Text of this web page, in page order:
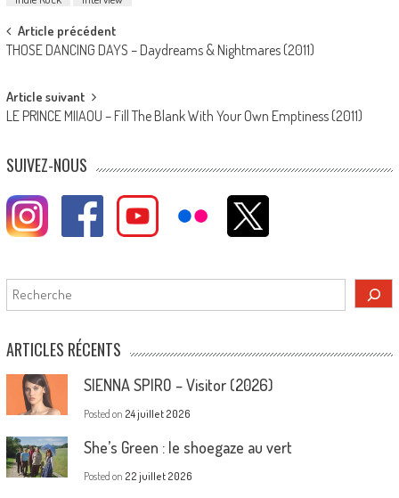
Post
navigation
Article précédent
THOSE DANCING DAYS – Daydreams & Nightmares (2011)
Article suivant
LE PRINCE MIIAOU – Fill The Blank With Your Own Emptiness (2011)
SUIVEZ-NOUS
Rechercher
ARTICLES RÉCENTS
SIENNA SPIRO – Visitor (2026)
Posted on 24 juillet 2026
She’s Green : le shoegaze au vert
Posted on 22 juillet 2026